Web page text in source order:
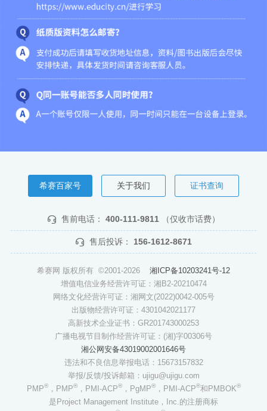
希赛百家号 关于我们 证书查询
售前电话： 400-111-9811 （仅收市话费）
售后投诉： 156-1612-8671
希赛网 版权所有 ©2001-2026 湘ICP备10203241号-12
增值电信业务经营许可证：湘B2-20210474
网络文化经营许可证：湘网文(2022)0042-005号
出版物经营许可证：4301042021177
高新技术企业证书：GR201743000253
广播电视节目制作经营许可证：(湘)字00306号
湘公网安备43019002001646号
违法和不良信息举报电话：15673157832
举报/反馈/投诉邮箱：ujigu@ujigu.com
PMP®，PMP®，PMI-ACP®，PgMP®，PMI-ACP®和PMBOK®
是Project Management Institute，Inc.的注册商标